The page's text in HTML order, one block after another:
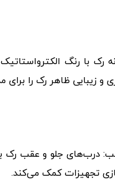
رک با رنگ
و زیبایی ظاهر رک را
جلو و عقب رک
تجهیزات کمک می‌کند.